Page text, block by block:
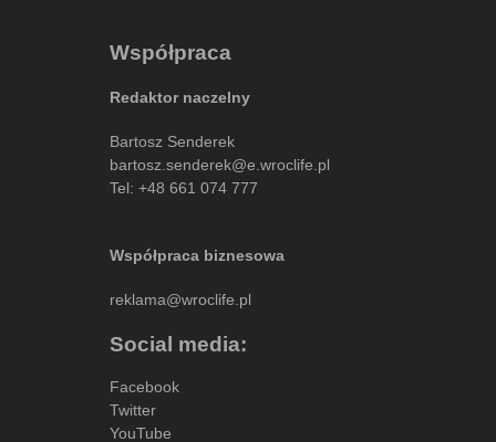
Współpraca
Redaktor naczelny
Bartosz Senderek
bartosz.senderek@e.wroclife.pl
Tel: +48 661 074 777
Współpraca biznesowa
reklama@wroclife.pl
Social media:
Facebook
Twitter
YouTube